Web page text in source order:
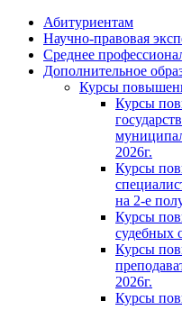
Абитуриентам
Научно-правовая
Cреднее
Дополнительное
Курсы
Курсы
2026г.
Курсы
на 2-е
Курсы
судебных
Курсы
2026г.
Курсы